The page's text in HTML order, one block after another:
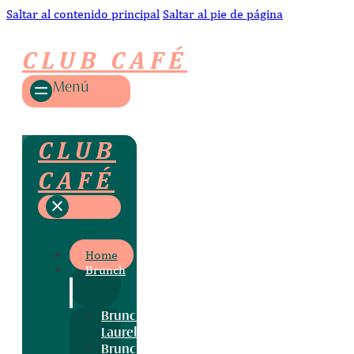
Saltar al contenido principal Saltar al pie de página
CLUB CAFÉ
Menú
CLUB
CAFÉ
Home
Brunch
Brunch
Laurel
Brunch